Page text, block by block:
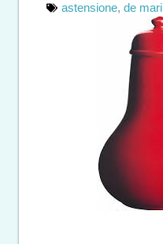
astensione, de mari